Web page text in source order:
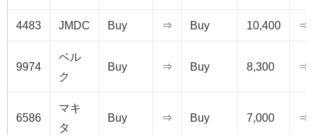
4483 JMDC Buy ⇒ Buy 10,400 ⇒
9974
ベル
ク
Buy ⇒ Buy 8,300 ⇒
6586
マキ
タ
Buy ⇒ Buy 7,000 ⇒